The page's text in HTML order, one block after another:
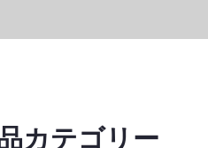
カテゴリー